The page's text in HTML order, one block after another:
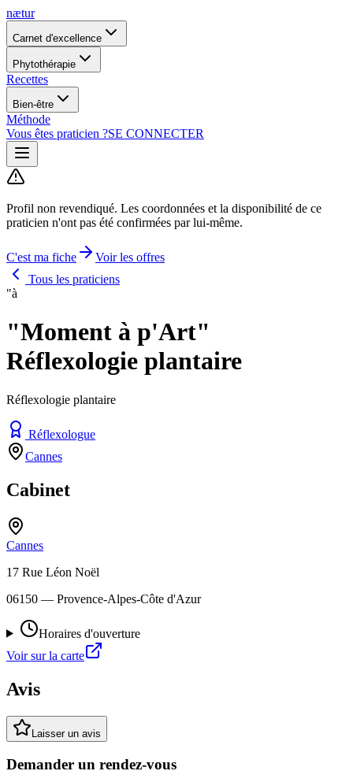
nætur
Carnet d'excellence
Phytothérapie
Recettes
Bien-être
Méthode
Vous êtes praticien ?SE CONNECTER
Profil non revendiqué. Les coordonnées et la disponibilité de ce
praticien n'ont pas été confirmées par lui-même.
C'est ma fiche
Voir les offres
Tous les praticiens
"à
"Moment à p'Art"
Réflexologie plantaire
Réflexologie plantaire
Réflexologue
Cannes
Cabinet
Cannes
17 Rue Léon Noël
06150 — Provence-Alpes-Côte d'Azur
Horaires d'ouverture
Voir sur la carte
Avis
Laisser un avis
Demander un rendez-vous